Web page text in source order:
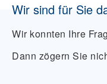
Wir sind für Sie
Wir konnten Ihre
Dann zögern Sie